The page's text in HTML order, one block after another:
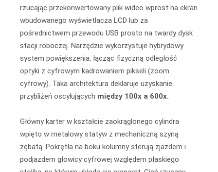
rzucając przekonwertowany plik wideo wprost na ekran
wbudowanego wyświetlacza LCD lub za
pośrednictwem przewodu USB prosto na twardy dysk
stacji roboczej. Narzędzie wykorzystuje hybrydowy
system powiększenia, łącząc fizyczną odległość
optyki z cyfrowym kadrowaniem pikseli (zoom
cyfrowy). Taka architektura deklaruje uzyskanie
przybliżeń oscylujących między 100x a 600x.
Główny karter w kształcie zaokrąglonego cylindra
wpięto w metalowy statyw z mechaniczną szyną
zębatą. Pokrętła na boku kolumny sterują zjazdem i
podjazdem głowicy cyfrowej względem płaskiego